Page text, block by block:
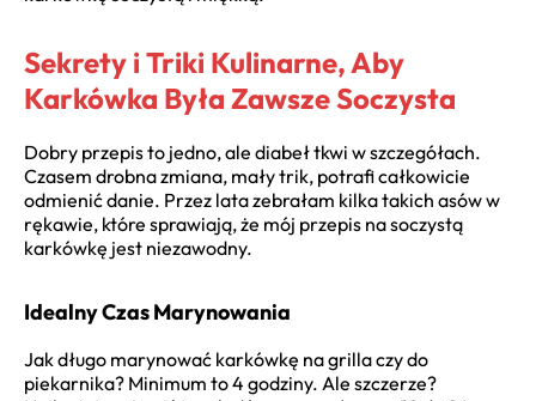
Sekrety i Triki Kulinarne, Aby
Karkówka Była Zawsze Soczysta
Dobry przepis to jedno, ale diabeł tkwi w szczegółach.
Czasem drobna zmiana, mały trik, potrafi całkowicie
odmienić danie. Przez lata zebrałam kilka takich asów w
rękawie, które sprawiają, że mój przepis na soczystą
karkówkę jest niezawodny.
Idealny Czas Marynowania
Jak długo marynować karkówkę na grilla czy do
piekarnika? Minimum to 4 godziny. Ale szczerze?